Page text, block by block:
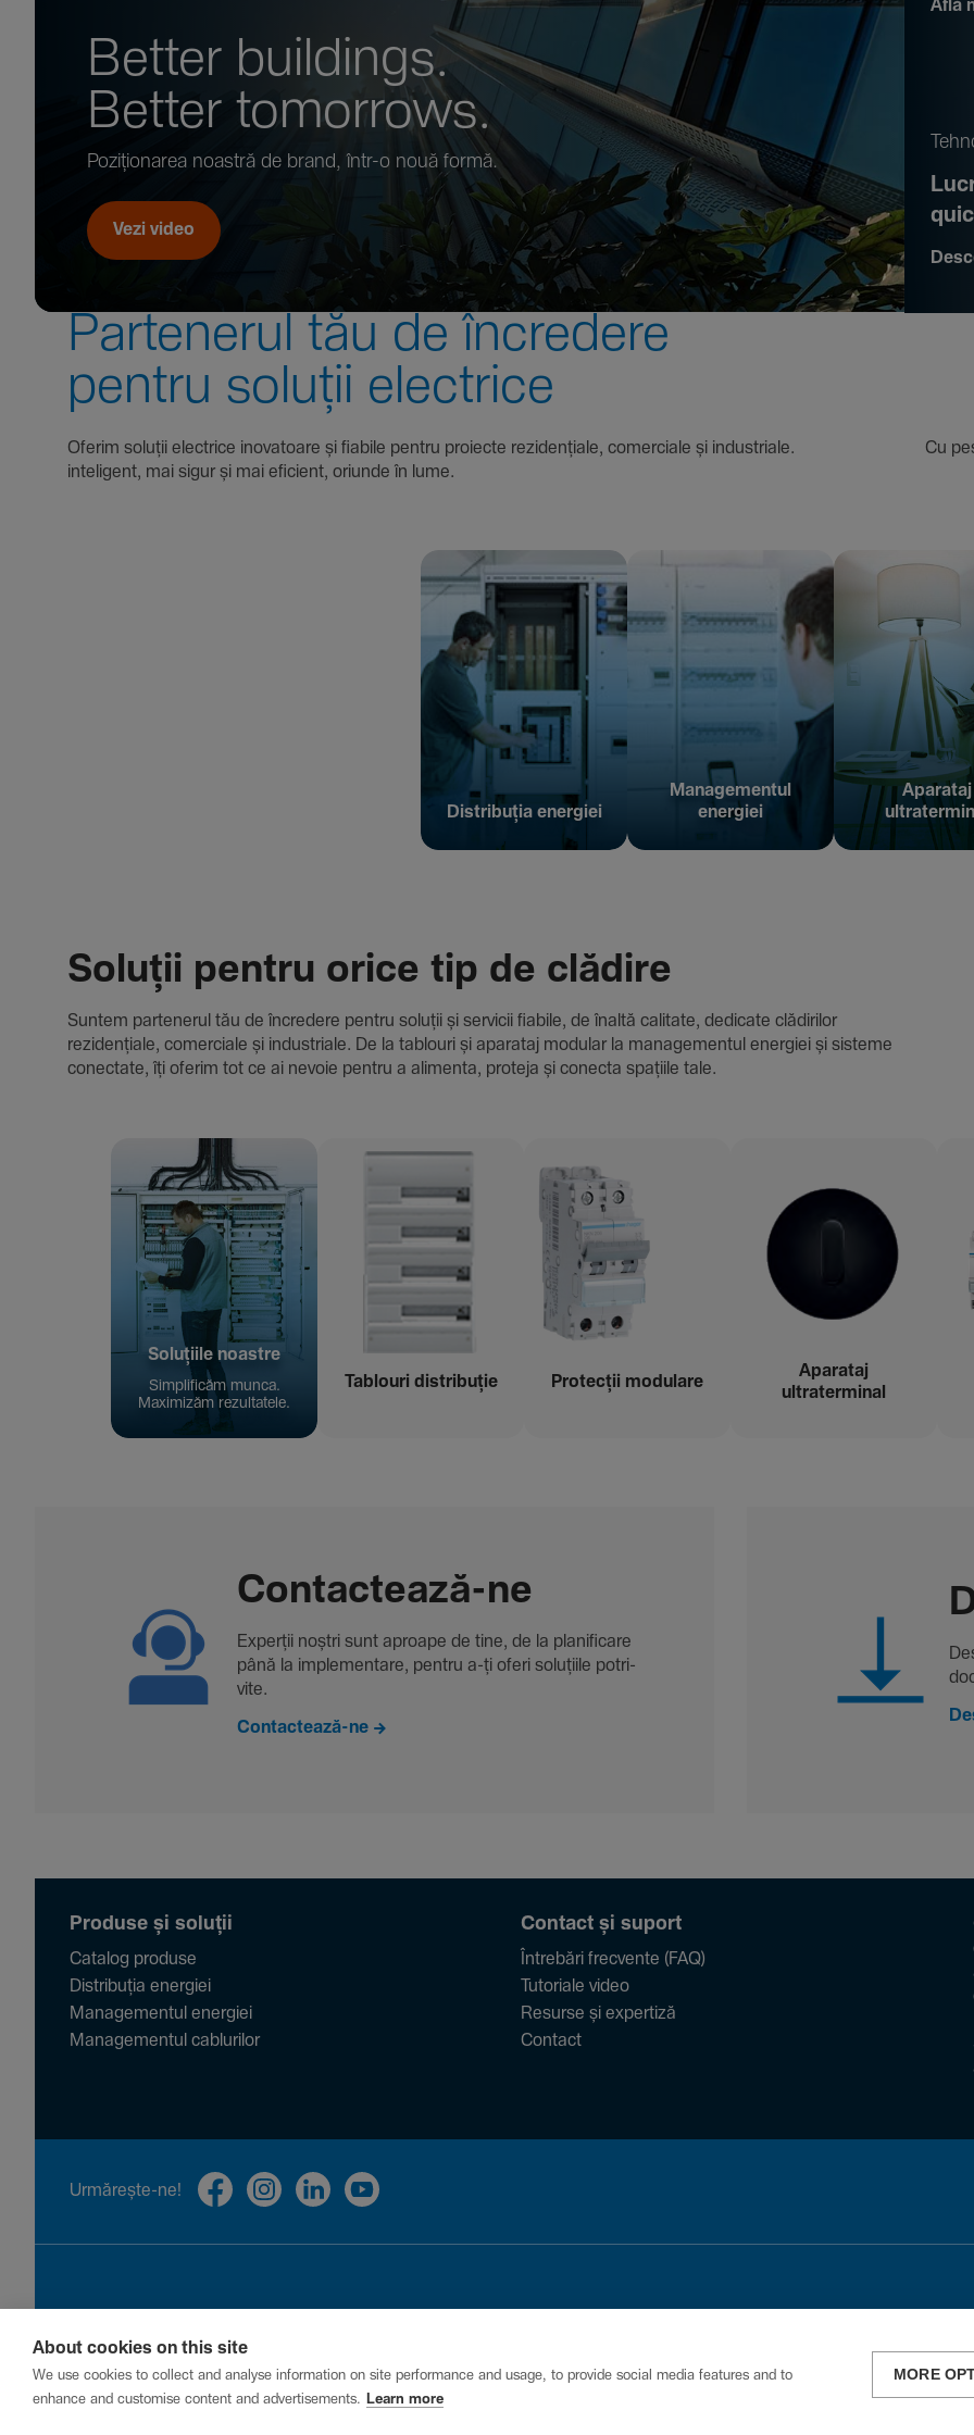
Better buil­dings.
Better tomor­rows.
Pozi­țio­narea noastră de brand, într-o nouă formă.
Vezi video
Află
Parte­nerul tău de încre­dere
pentru soluții electrice
Oferim soluții electrice inova­toare și fiabile pentru proiecte rezi­den­țiale, comer­ciale și indus­triale. Cu peste
inte­li­gent, mai sigur și mai eficient, oriunde în lume.
Distribuția energiei
Managementul
energiei
Aparataj
Soluții pentru orice tip de clădire
Suntem parte­nerul tău de încre­dere pentru soluții și servicii fiabile, de înaltă cali­tate, dedi­cate clădi­rilor
rezi­den­țiale, comer­ciale și indus­triale. De la tablouri și aparataj modular la managementul energiei și sisteme
conec­tate, îți oferim tot ce ai nevoie pentru a alimenta, proteja și conecta spațiile tale.
Solu­țiile noastre
Simpli­ficăm munca.
Maxi­mizăm rezul­ta­tele.
Tablouri distribuție Protecții modu­lare
Aparataj
ultraterminal
Contac­tează-ne
Experții noștri sunt aproape de tine, de la plani­fi­care
până la imple­men­tare, pentru a-ți oferi solu­țiile potri­
vite.
Contactează-ne
Produse și soluții
Catalog produse
Distribuția energiei
Managementul energiei
Managementul cablurilor
Contact și suport
Întrebări frecvente (FAQ)
Tutoriale video
Resurse și expertiză
Contact
Urmă­rește-ne!
Privacy Cookies
About cookies on this site
We use cookies to collect and analyse information on site performance and usage, to provide social media features and to
enhance and customise content and advertisements.
Learn more
MORE